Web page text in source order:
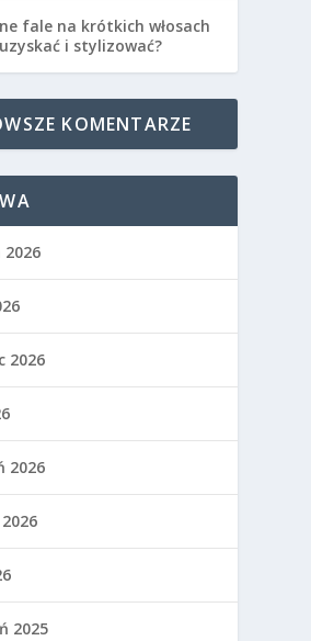
fale na krótkich włosach
i stylizować?
KOMENTARZE
2026
2026
2026
2025